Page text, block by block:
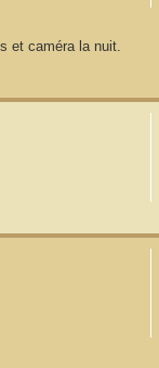
et caméra la nuit.